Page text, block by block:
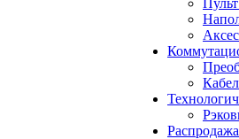
Распродажа